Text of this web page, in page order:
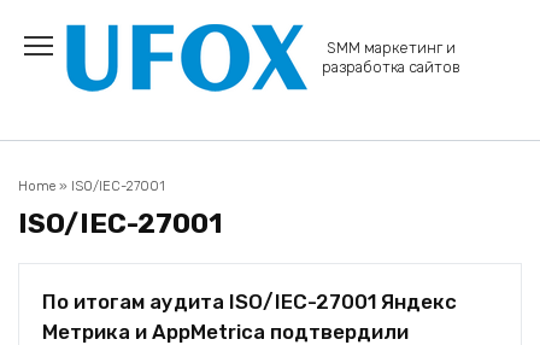
содержанию
SMM маркетинг и
разработка сайтов
Home » ISO/IEC-27001
ISO/IEC-27001
По итогам аудита ISO/IEC-27001 Яндекс
Метрика и AppMetrica подтвердили